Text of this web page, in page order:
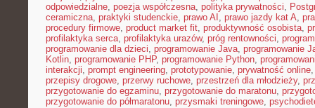
odpowiedzialne, poezja współczesna, polityka prywatności,
ceramiczna, praktyki studenckie, prawo AI , prawo jazdy kat A,
procedury firmowe, product market fit, produktywność osobista,
profilaktyka serca, profilaktyka urazów, próg rentowności,
programowanie dla dzieci, programowanie Java, programowanie
Kotlin, programowanie PHP, programowanie Python,
interakcji, prompt engineering, prototypowanie, prywatność online
przepisy drogowe, przerwy ruchowe, przestrzeń dla młodzieży,
przygotowanie do egzaminu, przygotowanie do maratonu,
przygotowanie do półmaratonu, przysmaki treningowe,